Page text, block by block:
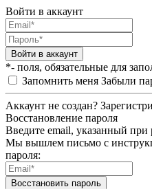
Войти в аккаунт
Войти в аккаунт
*- поля, обязательные для
Запомнить меня Забыли
Аккаунт не создан?
Восстановление пароля
Введите email, указанный при
Мы вышлем письмо с
пароля:
Восстановить пароль